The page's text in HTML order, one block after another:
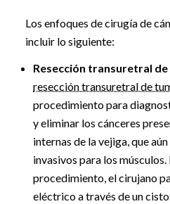
Los enfoques de cirugía de
incluir lo siguiente:
Resección transuretral
resección transuretral de
procedimiento para
y eliminar los cánceres
internas de la vejiga, que
invasivos para los
procedimiento, el cirujano
eléctrico a través de un